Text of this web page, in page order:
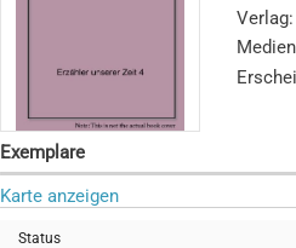
Verlag:
Exemplare
Karte anzeigen
Status